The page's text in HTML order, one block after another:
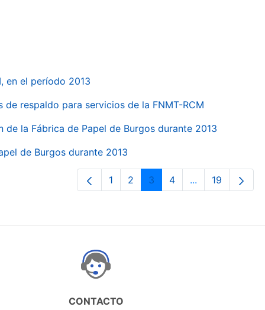
en el período 2013
respaldo para servicios de la FNMT-RCM
la Fábrica de Papel de Burgos durante 2013
de Burgos durante 2013
Page
1 Page
2 Page
3 Page
4 ...Intermediate
Page
19
CONTACTO